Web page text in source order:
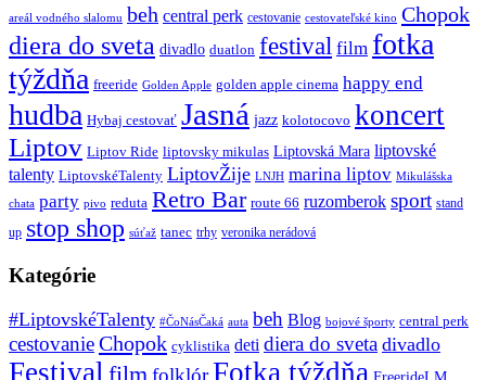
areál vodného slalomu beh central perk cestovanie cestovateľské kino Chopok
diera do sveta divadlo duatlon festival film fotka
týždňa freeride Golden Apple golden apple cinema happy end
hudba Hybaj cestovať Jasná jazz kolotocovo koncert
Liptov Liptov Ride liptovsky mikulas Liptovská Mara liptovské
talenty LiptovskéTalenty LiptovŽije LNJH marina liptov Mikulášska
chata party pivo reduta Retro Bar route 66 ruzomberok sport stand
up stop shop súťaž tanec trhy veronika nerádová
Kategórie
#LiptovskéTalenty #ČoNásČaká auta beh Blog bojové športy central perk
cestovanieChopok cyklistika deti diera do sveta divadlo
Festival film folklórFotka týždňa